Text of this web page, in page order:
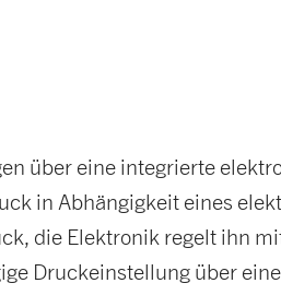
über eine integrierte
in Abhängigkeit eines
die Elektronik regelt ihn
Druckeinstellung über eine